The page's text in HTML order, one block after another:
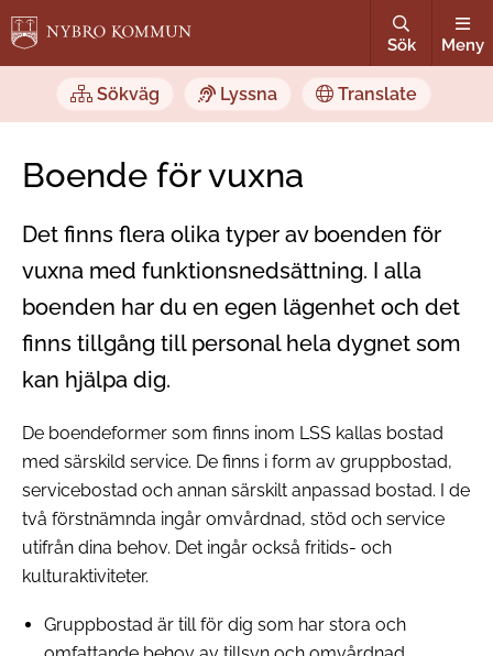
Sök Meny
Sökväg Lyssna Translate
Boende för vuxna
Det finns flera olika typer av boenden för
vuxna med funktionsnedsättning. I alla
boenden har du en egen lägenhet och det
finns tillgång till personal hela dygnet som
kan hjälpa dig.
De boendeformer som finns inom LSS kallas bostad
med särskild service. De finns i form av gruppbostad,
servicebostad och annan särskilt anpassad bostad. I de
två förstnämnda ingår omvårdnad, stöd och service
utifrån dina behov. Det ingår också fritids- och
kulturaktiviteter.
Gruppbostad är till för dig som har stora och